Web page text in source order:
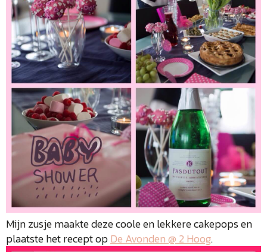
Mijn zusje maakte deze coole en lekkere cakepops en
plaatste het recept opDe Avonden @ 2 Hoog.